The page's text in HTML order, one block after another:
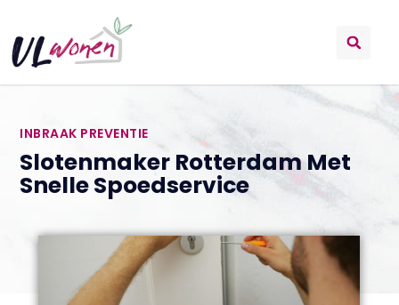
INBRAAK PREVENTIE
Slotenmaker Rotterdam Met
Snelle Spoedservice